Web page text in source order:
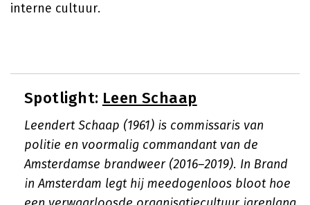
interne cultuur.
Spotlight: Leen Schaap
Leendert Schaap (1961) is commissaris van
politie en voormalig commandant van de
Amsterdamse brandweer (2016–2019). In Brand
in Amsterdam legt hij meedogenloos bloot hoe